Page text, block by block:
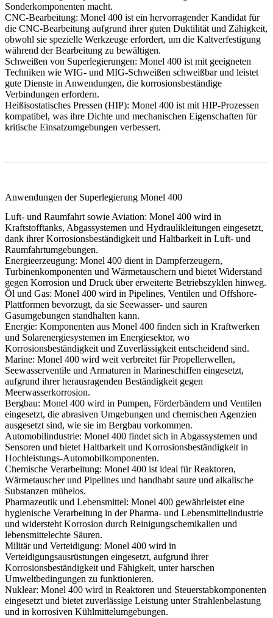
Sonderkomponenten macht.
CNC-Bearbeitung: Monel 400 ist ein hervorragender Kandidat für
die CNC-Bearbeitung aufgrund ihrer guten Duktilität und Zähigkeit,
obwohl sie spezielle Werkzeuge erfordert, um die Kaltverfestigung
während der Bearbeitung zu bewältigen.
Schweißen von Superlegierungen: Monel 400 ist mit geeigneten
Techniken wie WIG- und MIG-Schweißen schweißbar und leistet
gute Dienste in Anwendungen, die korrosionsbeständige
Verbindungen erfordern.
Heißisostatisches Pressen (HIP): Monel 400 ist mit HIP-Prozessen
kompatibel, was ihre Dichte und mechanischen Eigenschaften für
kritische Einsatzumgebungen verbessert.
Anwendungen der Superlegierung Monel 400
Luft- und Raumfahrt sowie Aviation: Monel 400 wird in
Kraftstofftanks, Abgassystemen und Hydraulikleitungen eingesetzt,
dank ihrer Korrosionsbeständigkeit und Haltbarkeit in Luft- und
Raumfahrtumgebungen.
Energieerzeugung: Monel 400 dient in Dampferzeugern,
Turbinenkomponenten und Wärmetauschern und bietet Widerstand
gegen Korrosion und Druck über erweiterte Betriebszyklen hinweg.
Öl und Gas: Monel 400 wird in Pipelines, Ventilen und Offshore-
Plattformen bevorzugt, da sie Seewasser- und sauren
Gasumgebungen standhalten kann.
Energie: Komponenten aus Monel 400 finden sich in Kraftwerken
und Solarenergiesystemen im Energiesektor, wo
Korrosionsbeständigkeit und Zuverlässigkeit entscheidend sind.
Marine: Monel 400 wird weit verbreitet für Propellerwellen,
Seewasserventile und Armaturen in Marineschiffen eingesetzt,
aufgrund ihrer herausragenden Beständigkeit gegen
Meerwasserkorrosion.
Bergbau: Monel 400 wird in Pumpen, Förderbändern und Ventilen
eingesetzt, die abrasiven Umgebungen und chemischen Agenzien
ausgesetzt sind, wie sie im Bergbau vorkommen.
Automobilindustrie: Monel 400 findet sich in Abgassystemen und
Sensoren und bietet Haltbarkeit und Korrosionsbeständigkeit in
Hochleistungs-Automobilkomponenten.
Chemische Verarbeitung: Monel 400 ist ideal für Reaktoren,
Wärmetauscher und Pipelines und handhabt saure und alkalische
Substanzen mühelos.
Pharmazeutik und Lebensmittel: Monel 400 gewährleistet eine
hygienische Verarbeitung in der Pharma- und Lebensmittelindustrie
und widersteht Korrosion durch Reinigungschemikalien und
lebensmittelechte Säuren.
Militär und Verteidigung: Monel 400 wird in
Verteidigungsausrüstungen eingesetzt, aufgrund ihrer
Korrosionsbeständigkeit und Fähigkeit, unter harschen
Umweltbedingungen zu funktionieren.
Nuklear: Monel 400 wird in Reaktoren und Steuerstabkomponenten
eingesetzt und bietet zuverlässige Leistung unter Strahlenbelastung
und in korrosiven Kühlmittelumgebungen.